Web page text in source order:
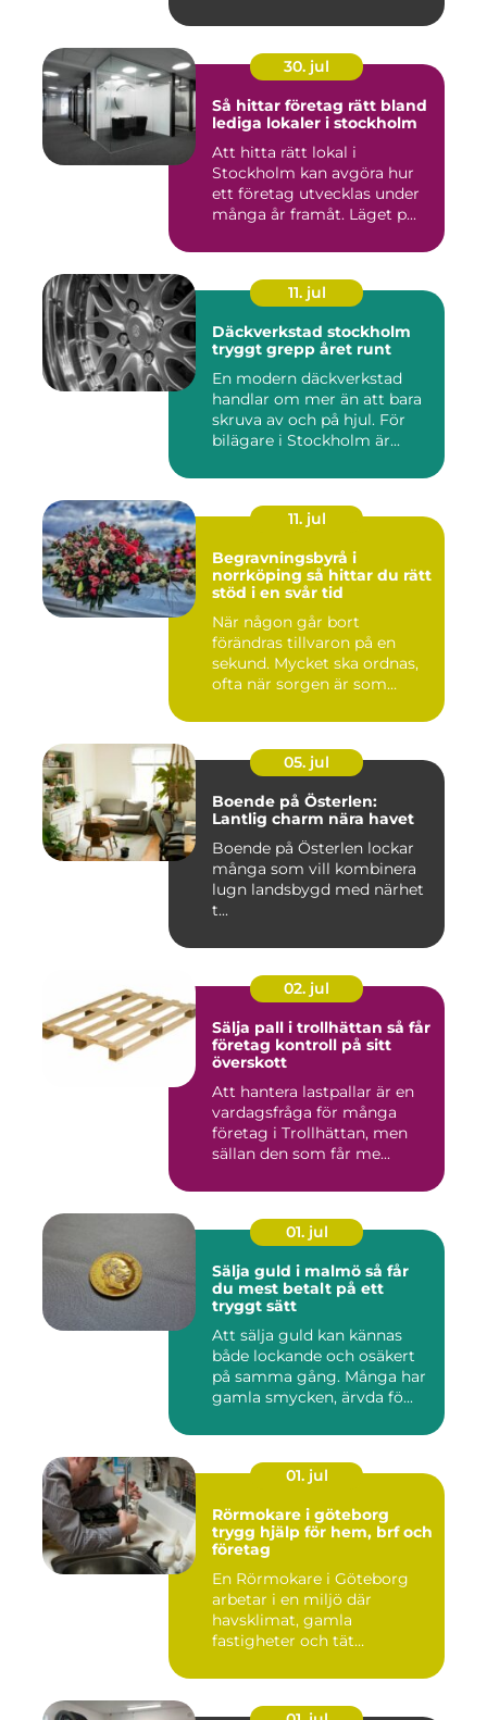
30. jul
Så hittar företag rätt bland
lediga lokaler i stockholm
Att hitta rätt lokal i
Stockholm kan avgöra hur
ett företag utvecklas under
många år framåt. Läget p...
11. jul
Däckverkstad stockholm
tryggt grepp året runt
En modern däckverkstad
handlar om mer än att bara
skruva av och på hjul. För
bilägare i Stockholm är...
11. jul
Begravningsbyrå i
norrköping så hittar du rätt
stöd i en svår tid
När någon går bort
förändras tillvaron på en
sekund. Mycket ska ordnas,
ofta när sorgen är som
05. jul
Boende på Österlen:
Lantlig charm nära havet
Boende på Österlen lockar
många som vill kombinera
lugn landsbygd med närhet
t...
02. jul
Sälja pall i trollhättan så får
företag kontroll på sitt
överskott
Att hantera lastpallar är en
vardagsfråga för många
företag i Trollhättan, men
sällan den som får me...
01. jul
Sälja guld i malmö så får
du mest betalt på ett
tryggt sätt
Att sälja guld kan kännas
både lockande och osäkert
på samma gång. Många har
gamla smycken, ärvda fö...
01. jul
Rörmokare i göteborg
trygg hjälp för hem, brf och
företag
En Rörmokare i Göteborg
arbetar i en miljö där
havsklimat, gamla
fastigheter och tät